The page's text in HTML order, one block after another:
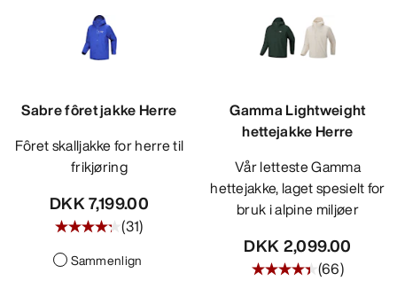
Sabre fôret jakke Herre
Fôret skalljakke for herre til
frikjøring
DKK 7,199.00
(31)
Sammenlign
Gamma Lightweight
hettejakke Herre
Vår letteste Gamma
hettejakke, laget spesielt for
bruk i alpine miljøer
DKK 2,099.00
(66)